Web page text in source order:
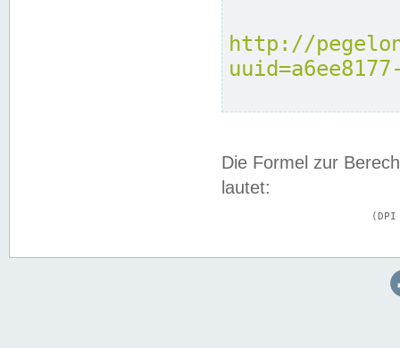
http://
Die Formel zur
lautet: